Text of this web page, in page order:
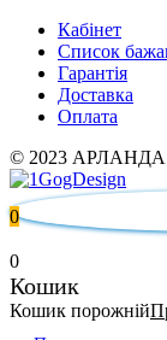
Кабінет
Список
Гарантія
Доставка
Оплата
© 2023 АРЛАНДА
0
0
Кошик
Кошик порожній